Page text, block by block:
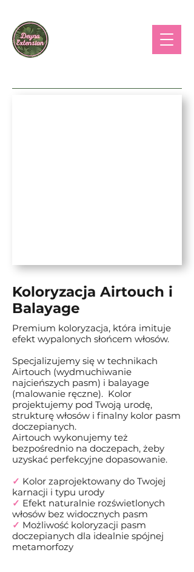
Koloryzacja Airtouch i
Balayage
Premium koloryzacja, która imituje
efekt wypalonych słońcem włosów.
Specjalizujemy się w technikach
Airtouch (wydmuchiwanie
najcieńszych pasm) i balayage
(malowanie ręczne). Kolor
projektujemy pod Twoją urodę,
strukturę włosów i finalny kolor pasm
doczepianych.
Airtouch wykonujemy też
bezpośrednio na doczepach, żeby
uzyskać perfekcyjne dopasowanie.
✓ Kolor zaprojektowany do Twojej
karnacji i typu urody
✓ Efekt naturalnie rozświetlonych
włosów bez widocznych pasm
✓ Możliwość koloryzacji pasm
doczepianych dla idealnie spójnej
metamorfozy